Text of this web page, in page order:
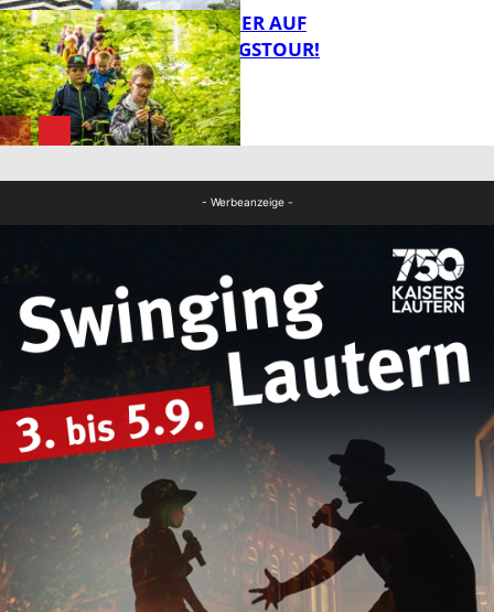
FB News
MIT DEM JÄGER AUF
ENTDECKUNGSTOUR!
- Werbeanzeige -